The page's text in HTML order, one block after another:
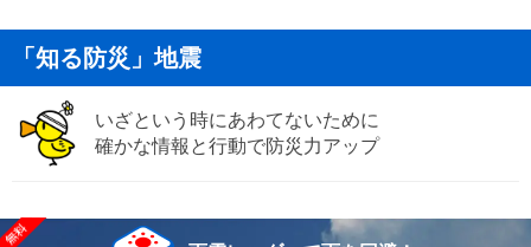
「知る防災」地震
いざという時にあわてないために
確かな情報と行動で防災力アップ